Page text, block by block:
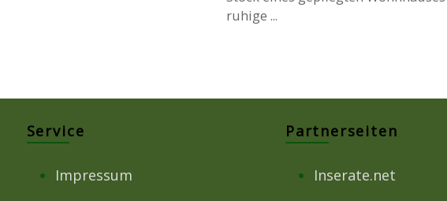
ruhige ...
Service
Impressum
Partnerseiten
Inserate.net